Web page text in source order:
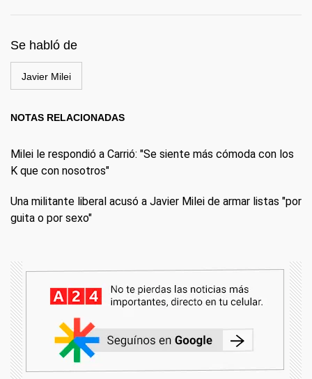
Se habló de
Javier Milei
NOTAS RELACIONADAS
Milei le respondió a Carrió: "Se siente más cómoda con los
K que con nosotros"
Una militante liberal acusó a Javier Milei de armar listas "por
guita o por sexo"